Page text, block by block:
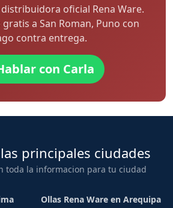
distribuidora oficial Rena Ware.
a San Roman, Puno con
contra entrega.
con Carla
principales ciudades
toda la informacion para tu ciudad
Ollas Rena Ware en Arequipa